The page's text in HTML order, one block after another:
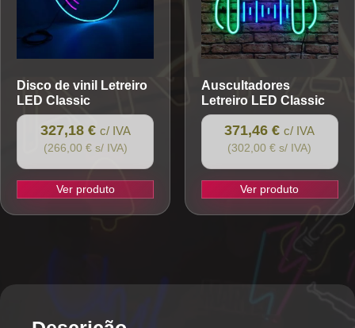
chosen
on
product
page
be
chosen
on
product
page
Disco de vinil
Letreiro
LED Classic
327,18 € c/ IVA
(266,00 € s/ IVA)
Ver produto
Auscultadores
Letreiro LED Classic
371,46 € c/ IVA
(302,00 € s/ IVA)
Ver produto